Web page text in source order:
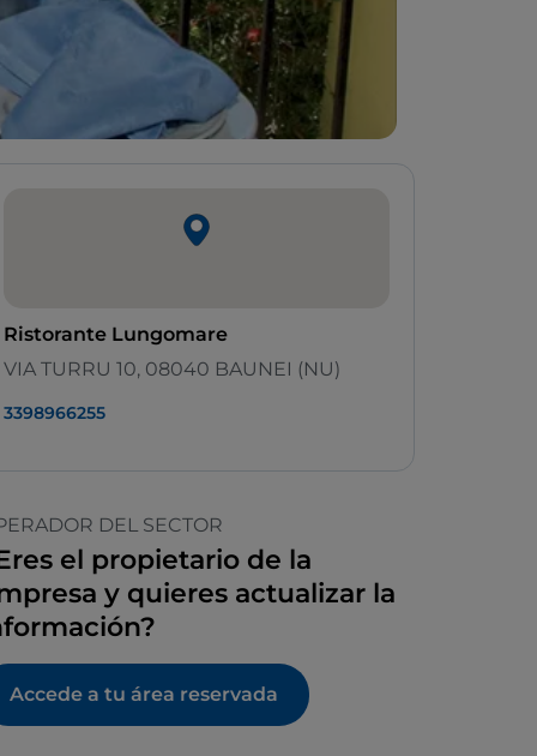
Ristorante Lungomare
VIA TURRU 10, 08040 BAUNEI (NU)
3398966255
DEL SECTOR
el propietario de la
y quieres actualizar la
Accede a tu área reservada